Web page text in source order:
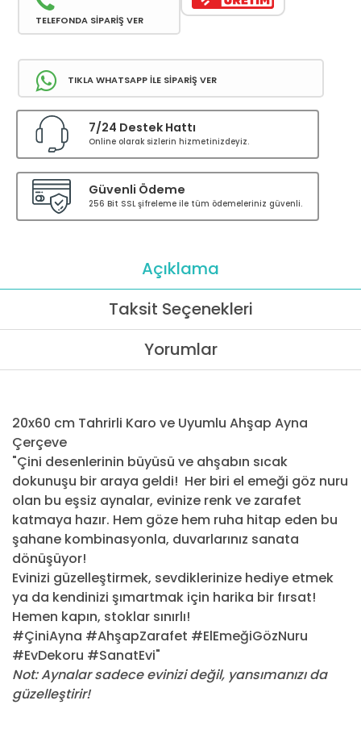
TELEFONDA SİPARİŞ VER
TIKLA WHATSAPP İLE SİPARİŞ VER
7/24 Destek Hattı
Online olarak sizlerin hizmetinizdeyiz.
Güvenli Ödeme
256 Bit SSL şifreleme ile tüm ödemeleriniz güvenli.
Açıklama
Taksit Seçenekleri
Yorumlar
20x60 cm Tahrirli Karo ve Uyumlu Ahşap Ayna
Çerçeve
"Çini desenlerinin büyüsü ve ahşabın sıcak
dokunuşu bir araya geldi! Her biri el emeği göz nuru
olan bu eşsiz aynalar, evinize renk ve zarafet
katmaya hazır. Hem göze hem ruha hitap eden bu
şahane kombinasyonla, duvarlarınız sanata
dönüşüyor!
Evinizi güzelleştirmek, sevdiklerinize hediye etmek
ya da kendinizi şımartmak için harika bir fırsat!
Hemen kapın, stoklar sınırlı!
#ÇiniAyna #AhşapZarafet #ElEmeğiGözNuru
#EvDekoru #SanatEvi"
Not: Aynalar sadece evinizi değil, yansımanızı da
güzelleştirir!